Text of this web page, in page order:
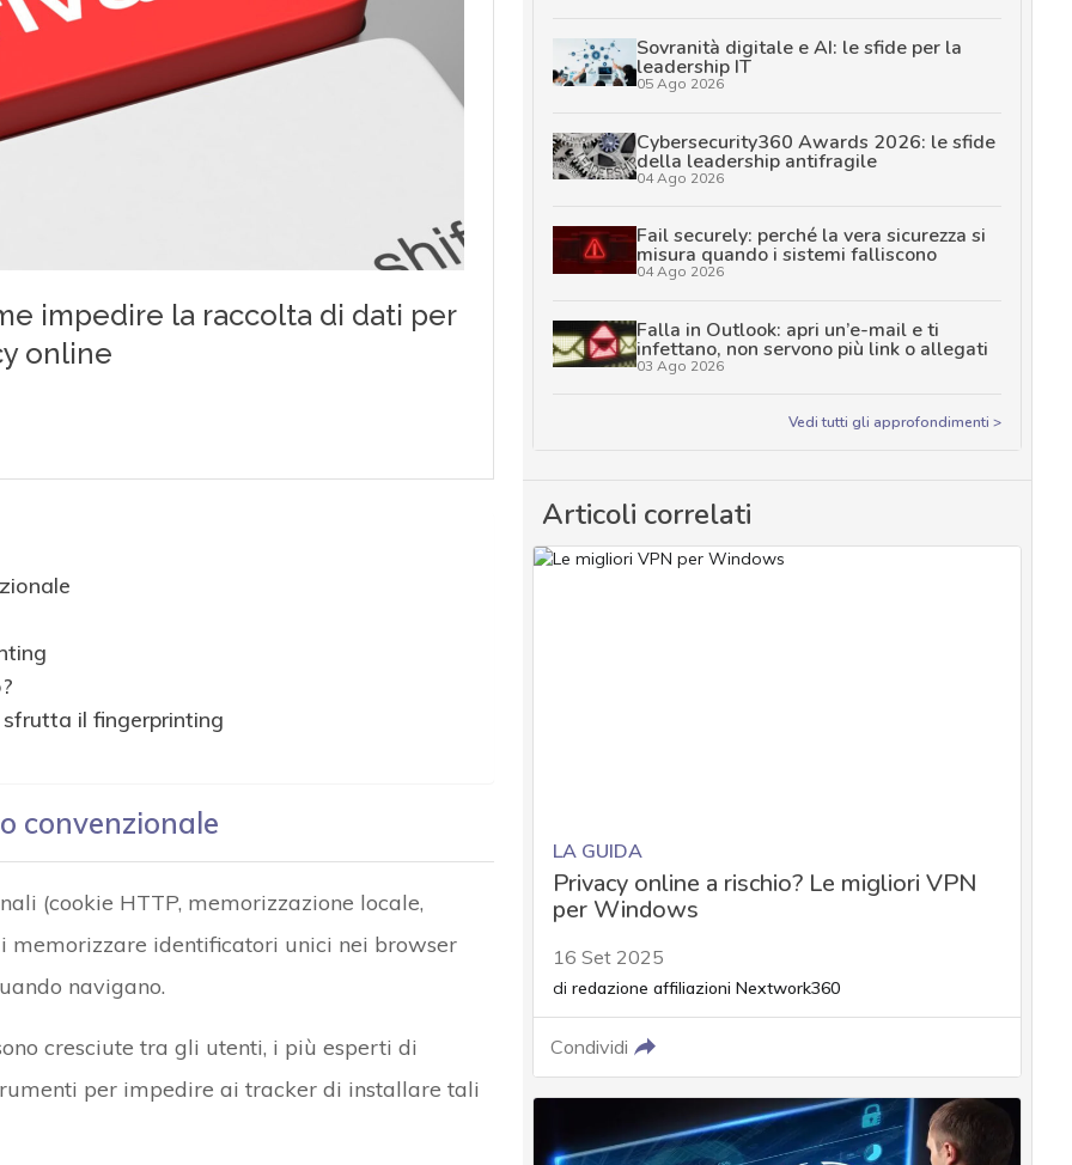
il fingerprinting
convenzionale
(cookie HTTP, memorizzazione locale,
memorizzare identificatori unici nei browser
navigano.
cresciute tra gli utenti, i più esperti di
per impedire ai tracker di installare tali
Sovranità digitale e AI: le sfide per la
leadership IT
05 Ago 2026
Cybersecurity360 Awards 2026: le sfide
della leadership antifragile
04 Ago 2026
Fail securely: perché la vera sicurezza si
misura quando i sistemi falliscono
04 Ago 2026
Falla in Outlook: apri un’e-mail e ti
infettano, non servono più link o allegati
03 Ago 2026
Vedi tutti gli approfondimenti >
Articoli correlati
LA GUIDA
Privacy online a rischio? Le migliori VPN
per Windows
16 Set 2025
di redazione affiliazioni Nextwork360
Condividi